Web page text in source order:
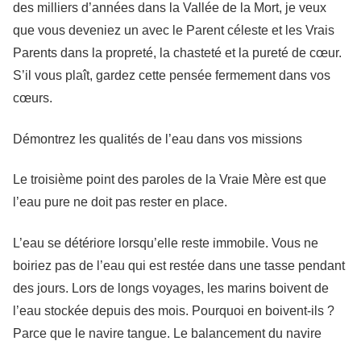
des milliers d’années dans la Vallée de la Mort, je veux
que vous deveniez un avec le Parent céleste et les Vrais
Parents dans la propreté, la chasteté et la pureté de cœur.
S’il vous plaît, gardez cette pensée fermement dans vos
cœurs.
Démontrez les qualités de l’eau dans vos missions
Le troisième point des paroles de la Vraie Mère est que
l’eau pure ne doit pas rester en place.
L’eau se détériore lorsqu’elle reste immobile. Vous ne
boiriez pas de l’eau qui est restée dans une tasse pendant
des jours. Lors de longs voyages, les marins boivent de
l’eau stockée depuis des mois. Pourquoi en boivent-ils ?
Parce que le navire tangue. Le balancement du navire